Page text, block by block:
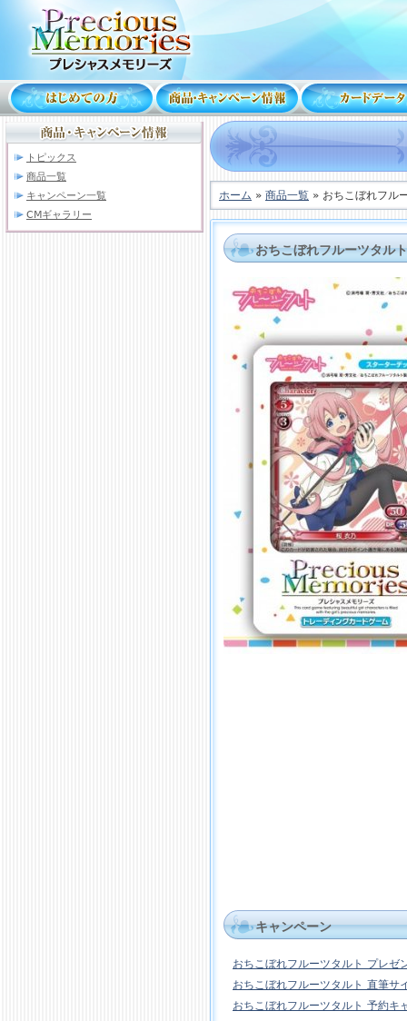
トピックス
商品一覧
キャンペーン一覧
CMギャラリー
ホーム » 商品一覧 » おちこぼれフル
おちこぼれフルーツタル
キャンペーン
おちこぼれフルーツタルト プレゼ
おちこぼれフルーツタルト 直筆サ
おちこぼれフルーツタルト 予約キ